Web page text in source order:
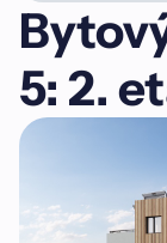
5: 2.